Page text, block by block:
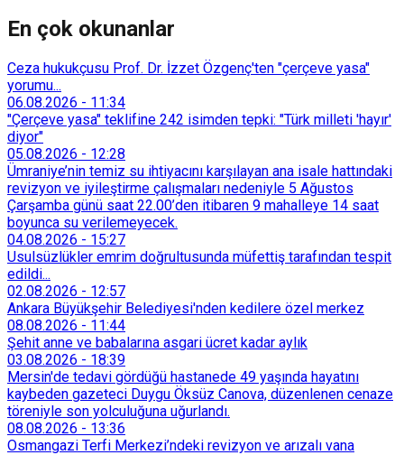
En çok okunanlar
Ceza hukukçusu Prof. Dr. İzzet Özgenç'ten "çerçeve yasa"
yorumu...
06.08.2026 - 11:34
"Çerçeve yasa" teklifine 242 isimden tepki: "Türk milleti 'hayır'
diyor"
05.08.2026 - 12:28
Ümraniye’nin temiz su ihtiyacını karşılayan ana isale hattındaki
revizyon ve iyileştirme çalışmaları nedeniyle 5 Ağustos
Çarşamba günü saat 22.00’den itibaren 9 mahalleye 14 saat
boyunca su verilemeyecek.
04.08.2026 - 15:27
Usulsüzlükler emrim doğrultusunda müfettiş tarafından tespit
edildi...
02.08.2026 - 12:57
Ankara Büyükşehir Belediyesi'nden kedilere özel merkez
08.08.2026 - 11:44
Şehit anne ve babalarına asgari ücret kadar aylık
03.08.2026 - 18:39
Mersin'de tedavi gördüğü hastanede 49 yaşında hayatını
kaybeden gazeteci Duygu Öksüz Canova, düzenlenen cenaze
töreniyle son yolculuğuna uğurlandı.
08.08.2026 - 13:36
Osmangazi Terfi Merkezi’ndeki revizyon ve arızalı vana